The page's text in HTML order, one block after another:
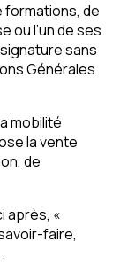
formations, de
ou l’un de ses
sans
Générales
mobilité
la vente
de
après, «
faire,